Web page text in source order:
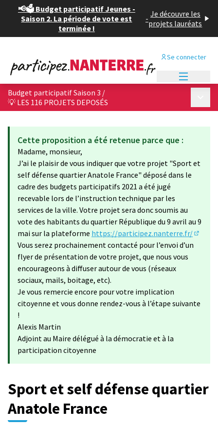
📢🗳️ Budget participatif Jeunes -
Saison 2. La période de vote est
terminée !
- Je découvre les
projets lauréats
Se connecter
Budget participatif Saison 3 /
💡 LES 116 PROJETS DEPOSÉS
Cette proposition a été retenue parce que :
Madame, monsieur,
J’ai le plaisir de vous indiquer que votre projet "Sport et
self défense quartier Anatole France" déposé dans le
cadre des budgets participatifs 2021 a été jugé
recevable lors de l’instruction technique par les
services de la ville. Votre projet sera donc soumis au
vote des habitants du quartier République du 9 avril au 9
mai sur la plateforme https://participez.nanterre.fr/
Vous serez prochainement contacté pour l’envoi d’un
flyer de présentation de votre projet, que nous vous
encourageons à diffuser autour de vous (réseaux
sociaux, mails, boitage, etc).
Je vous remercie encore pour votre implication
citoyenne et vous donne rendez-vous à l’étape suivante
!
Alexis Martin
Adjoint au Maire délégué à la démocratie et à la
participation citoyenne
Sport et self défense quartier
Anatole France